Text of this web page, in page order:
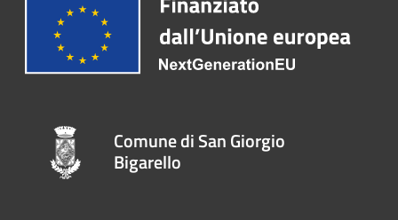
Comune di San Giorgio
Bigarello